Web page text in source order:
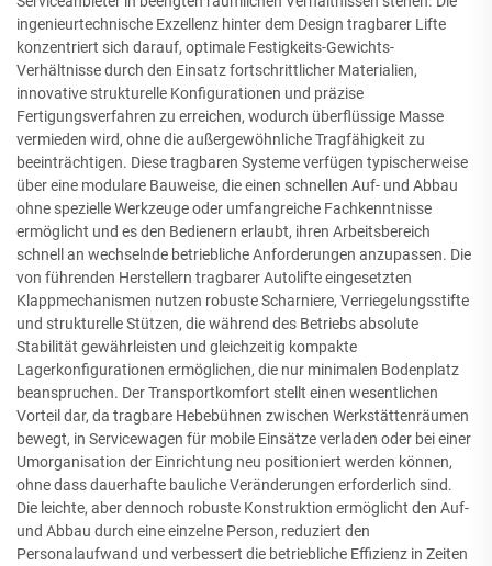
ingenieurtechnische Exzellenz hinter dem Design tragbarer Lifte
konzentriert sich darauf, optimale Festigkeits-Gewichts-
Verhältnisse durch den Einsatz fortschrittlicher Materialien,
innovative strukturelle Konfigurationen und präzise
Fertigungsverfahren zu erreichen, wodurch überflüssige Masse
vermieden wird, ohne die außergewöhnliche Tragfähigkeit zu
beeinträchtigen. Diese tragbaren Systeme verfügen typischerweise
über eine modulare Bauweise, die einen schnellen Auf- und Abbau
ohne spezielle Werkzeuge oder umfangreiche Fachkenntnisse
ermöglicht und es den Bedienern erlaubt, ihren Arbeitsbereich
schnell an wechselnde betriebliche Anforderungen anzupassen. Die
von führenden Herstellern tragbarer Autolifte eingesetzten
Klappmechanismen nutzen robuste Scharniere, Verriegelungsstifte
und strukturelle Stützen, die während des Betriebs absolute
Stabilität gewährleisten und gleichzeitig kompakte
Lagerkonfigurationen ermöglichen, die nur minimalen Bodenplatz
beanspruchen. Der Transportkomfort stellt einen wesentlichen
Vorteil dar, da tragbare Hebebühnen zwischen Werkstättenräumen
bewegt, in Servicewagen für mobile Einsätze verladen oder bei einer
Umorganisation der Einrichtung neu positioniert werden können,
ohne dass dauerhafte bauliche Veränderungen erforderlich sind.
Die leichte, aber dennoch robuste Konstruktion ermöglicht den Auf-
und Abbau durch eine einzelne Person, reduziert den
Personalaufwand und verbessert die betriebliche Effizienz in Zeiten